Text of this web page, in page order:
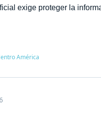
exige proteger la
América